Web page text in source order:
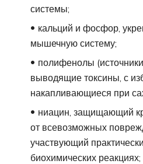
системы;
кальций и фосфор,
мышечную систему;
полифенолы
выводящие токсины, с
накапливающиеся при
ниацин, защищающий
от всевозможных
участвующий
биохимических реакциях;